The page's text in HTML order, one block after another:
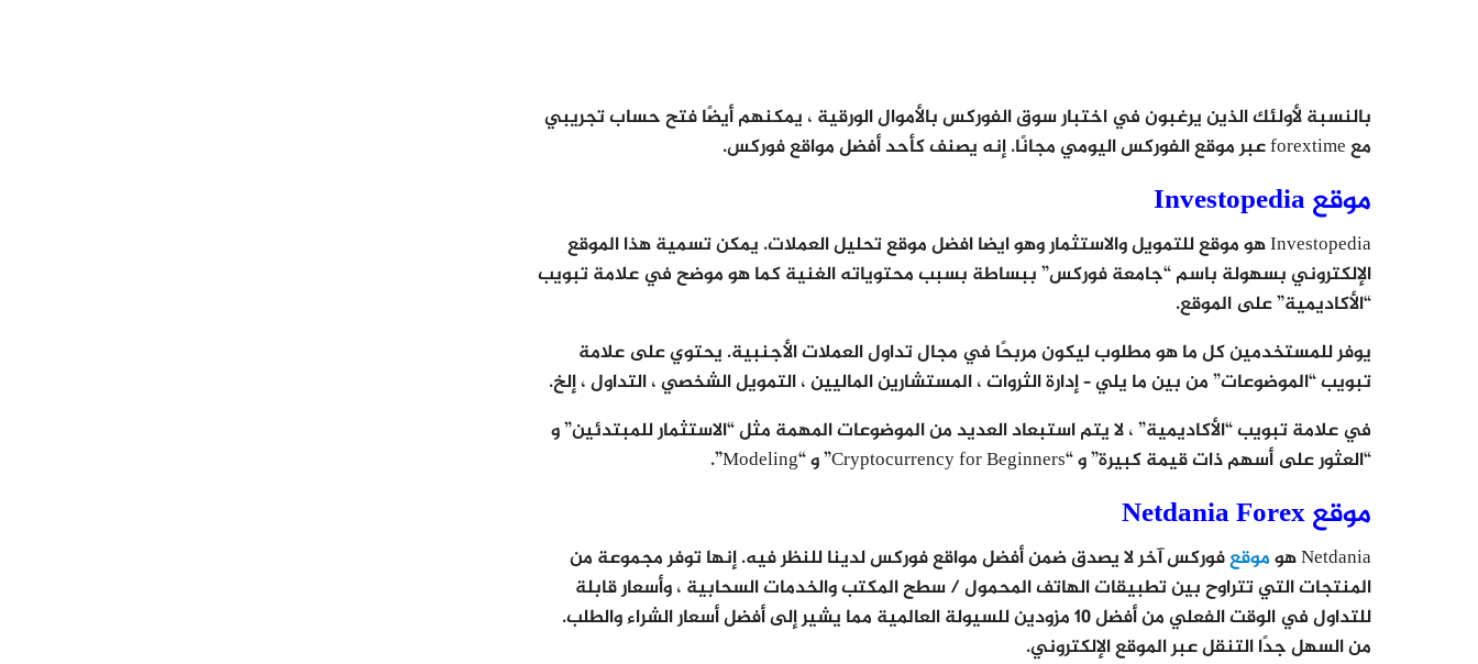
بالنسبة لأولئك الذين يرغبون في اختبار سوق الفوركس بالأموال الورقية ، يمكنهم أيضًا فتح حساب تجريبي
مع forextime عبر موقع الفوركس اليومي مجانًا. إنه يصنف كأحد أفضل مواقع فوركس.
موقع Investopedia
Investopedia هو موقع للتمويل والاستثمار وهو ايضا افضل موقع تحليل العملات. يمكن تسمية هذا الموقع
الإلكتروني بسهولة باسم “جامعة فوركس” ببساطة بسبب محتوياته الغنية كما هو موضح في علامة تبويب
“الأكاديمية” على الموقع.
يوفر للمستخدمين كل ما هو مطلوب ليكون مربحًا في مجال تداول العملات الأجنبية. يحتوي على علامة
تبويب “الموضوعات” من بين ما يلي – إدارة الثروات ، المستشارين الماليين ، التمويل الشخصي ، التداول ، إلخ.
في علامة تبويب “الأكاديمية” ، لا يتم استبعاد العديد من الموضوعات المهمة مثل “الاستثمار للمبتدئين” و
“العثور على أسهم ذات قيمة كبيرة” و “Cryptocurrency for Beginners” و “Modeling”.
موقع Netdania Forex
Netdania هو موقعفوركس آخر لا يصدق ضمن أفضل مواقع فوركس لدينا للنظر فيه. إنها توفر مجموعة من
المنتجات التي تتراوح بين تطبيقات الهاتف المحمول / سطح المكتب والخدمات السحابية ، وأسعار قابلة
للتداول في الوقت الفعلي من أفضل 10 مزودين للسيولة العالمية مما يشير إلى أفضل أسعار الشراء والطلب.
من السهل جدًا التنقل عبر الموقع الإلكتروني.